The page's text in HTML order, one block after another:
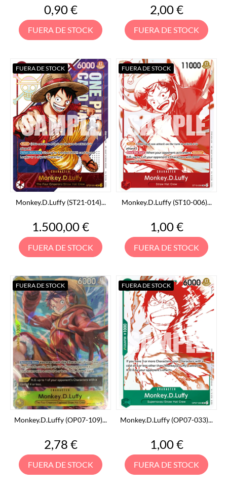
Precio
0,90 €
FUERA DE STOCK
Precio
2,00 €
FUERA DE STOCK
Monkey.D.Luffy (ST21-014)...
Precio
1.500,00 €
FUERA DE STOCK
FUERA DE STOCK
Monkey.D.Luffy (ST10-006)...
Precio
1,00 €
FUERA DE STOCK
FUERA DE STOCK
Monkey.D.Luffy (OP07-109)...
Precio
2,78 €
FUERA DE STOCK
FUERA DE STOCK
Monkey.D.Luffy (OP07-033)...
Precio
1,00 €
FUERA DE STOCK
FUERA DE STOCK